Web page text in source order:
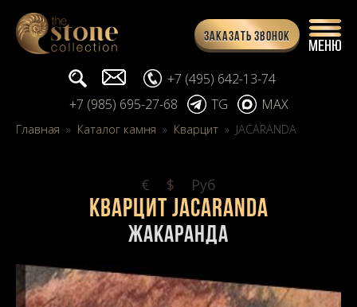
Заказать звонок
Поиск... info@stone-collection.ru
+7 (495) 642-13-74
+7 (985) 695-27-68
TG MAX
Главная » Каталог камня » Кварцит » JACARANDA
€ $ Pуб
Кварцит JACARANDA
Жакаранда